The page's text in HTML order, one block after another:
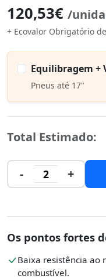
120,53€ /
+ Ecovalor Obrigatório
Equilibragem +
Pneus até 17"
Total Estimado:
- 2 +
Os pontos fortes
Baixa resistência ao
combustível.